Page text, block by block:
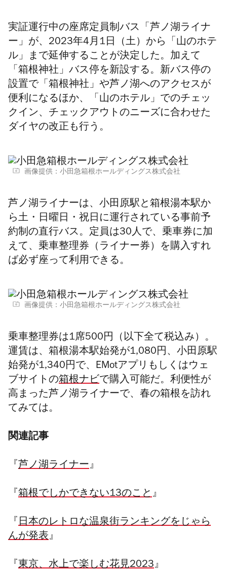
実証運行中の座席定員制バス「芦ノ湖ライナ
ー」が、2023年4月1日（土）から「山のホテ
ル」まで延伸することが決定した。加えて
「箱根神社」バス停を新設する。新バス停の
設置で「箱根神社」や芦ノ湖へのアクセスが
便利になるほか、「山のホテル」でのチェッ
クイン、チェックアウトのニーズに合わせた
ダイヤの改正も行う。
画像提供：小田急箱根ホールディングス株式会社
芦ノ湖ライナーは、小田原駅と箱根湯本駅か
ら土・日曜日・祝日に運行されている事前予
約制の直行バス。定員は30人で、乗車券に加
えて、乗車整理券（ライナー券）を購入すれ
ば必ず座って利用できる。
画像提供：小田急箱根ホールディングス株式会社
乗車整理券は1席500円（以下全て税込み）。
運賃は、箱根湯本駅始発が1,080円、小田原駅
始発が1,340円で、EMotアプリもしくはウェ
ブサイトの箱根ナビ で購入可能だ。利便性が
高まった芦ノ湖ライナーで、春の箱根を訪れ
てみては。
関連記事
『 芦ノ湖ライナー』
『 箱根でしかできない13のこと』
『 日本のレトロな温泉街ランキングをじゃら
んが発表』
『 東京、水上で楽しむ花見2023』